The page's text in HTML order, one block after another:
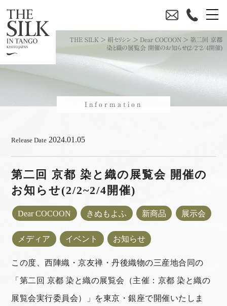
THE SILK >絹セリシン > Dear COCOON > 第二回 京都
染と織の展覧会 開催のお知らせ(2/2~2/4開催)
Information
Release Date 2024.01.05
第二回 京都 染と織の展覧会 開催の
お知らせ(2/2~2/4開催)
Dear COCOON きぬもよふ 新商品 展示会
メディア イベント お知らせ
この度、西陣織・京友禅・丹後織物の三産地合同の
「第二回 京都 染と織の展覧会（主催：京都 染と織の
展覧会実行委員会）」を東京・銀座で開催いたしま